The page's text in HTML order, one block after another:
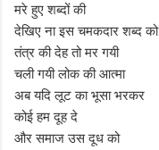
मरे हुए शब्दों की
देखिए ना इस चमकदार शब्द को
तंत्र की देह तो मर गयी
चली गयी लोक की आत्मा
अब यदि लूट का भूसा भरकर
कोई हम दूह दे
और समाज उस दूध को